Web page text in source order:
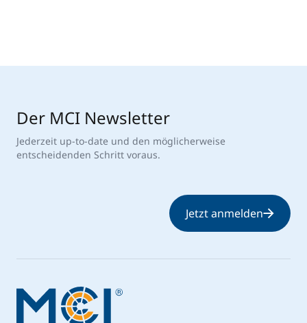
Der MCI Newsletter
Jederzeit up-to-date und den möglicherweise
entscheidenden Schritt voraus.
Jetzt anmelden